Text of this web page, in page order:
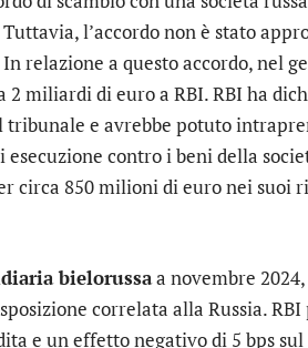
l’accordo non è stato
relazione a questo accordo, nel
miliardi di euro a RBI. RBI ha
tribunale e avrebbe potuto
contro i beni della
circa 850 milioni di euro nei suoi
bielorussaa novembre
correlata alla Russia.
e un effetto negativo di 5 bps sul